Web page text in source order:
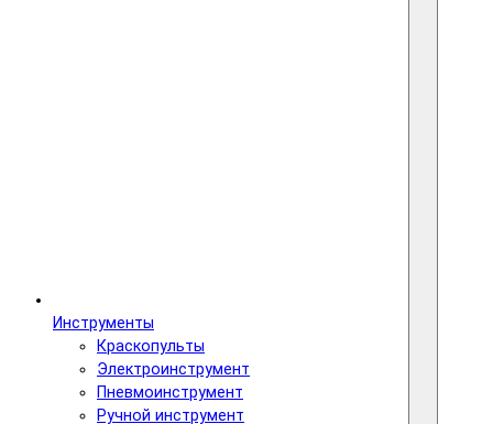
Инструменты
Краскопульты
Электроинструмент
Пневмоинструмент
Ручной инструмент